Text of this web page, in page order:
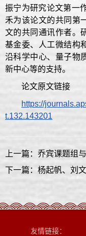
振宁为研究论文第一
禾为该论文的共同第
文的共同通讯作者。
基金委、人工微结构
沿科学中心、量子物
新中心等的支持。
论文原文链接
https://
t.132.143201
友情链接：